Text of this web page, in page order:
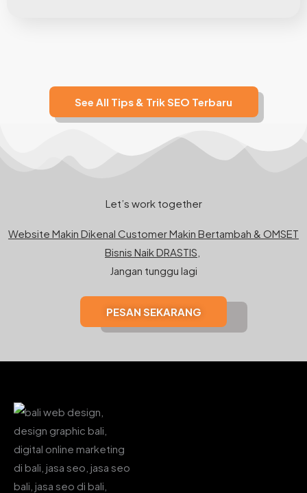
See All Tips & Trik SEO Terbaru
Let’s work together
Website Makin Dikenal Customer Makin Bertambah & OMSET
Bisnis Naik DRASTIS,
Jangan tunggu lagi
PESAN SEKARANG